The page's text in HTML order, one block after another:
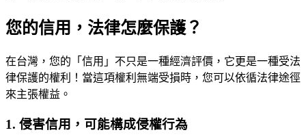
您的信用，法律怎麼保護？
在台灣，您的「信用」不只是一種經濟評價，它更是一種受法
律保護的權利！當這項權利無端受損時，您可以依循法律途徑
來主張權益。
1. 侵害信用，可能構成侵權行為